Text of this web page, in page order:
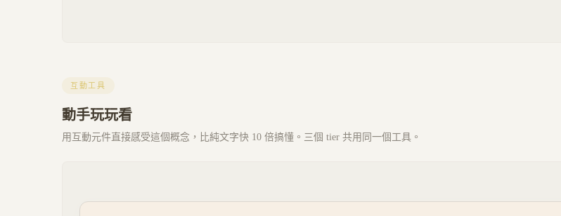
互動工具
動手玩玩看
用互動元件直接感受這個概念，比純文字快 10 倍搞懂。三個 tier 共用同一個工具。